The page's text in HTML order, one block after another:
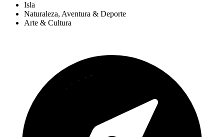
Isla
Naturaleza, Aventura & Deporte
Arte & Cultura